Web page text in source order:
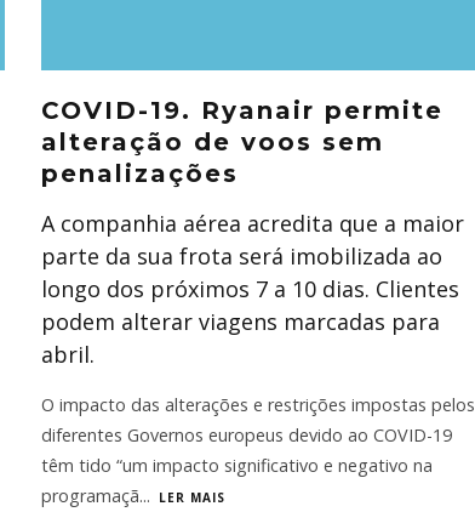
COVID-19. Ryanair permite
alteração de voos sem
penalizações
A companhia aérea acredita que a maior
parte da sua frota será imobilizada ao
longo dos próximos 7 a 10 dias. Clientes
podem alterar viagens marcadas para
abril.
O impacto das alterações e restrições impostas pelos
diferentes Governos europeus devido ao COVID-19
têm tido “um impacto significativo e negativo na
programaçã... LER MAIS